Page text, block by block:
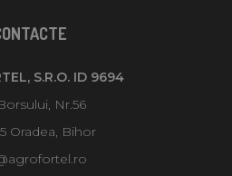
S.R.O. ID 9694
Nr.56
Oradea, Bihor